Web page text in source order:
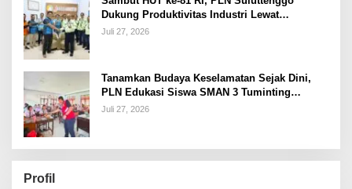
Dukung Produktivitas Industri Lewat
Penambahan Daya PT J Resources Bolaang
Juli 27, 2026
Tanamkan Budaya Keselamatan Sejak Dini,
PLN Edukasi Siswa SMAN 3 Tuminting
Manado Soal Bahaya Listrik
Juli 27, 2026
Profil